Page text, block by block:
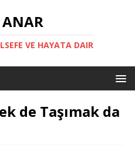
ANAR
VE HAYATA DAIR
de Taşımak da